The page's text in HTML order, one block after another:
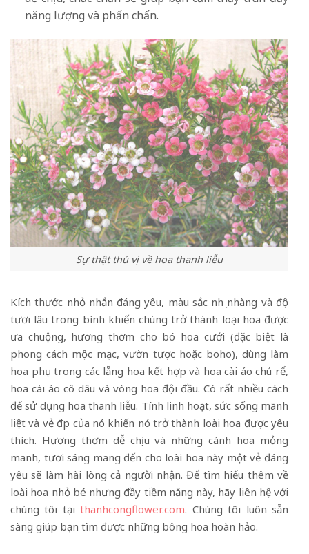
năng lượng và phấn chấn.
Sự thật thú vị về hoa thanh liễu
Kích thước nhỏ nhắn đáng yêu, màu sắc nhẹ nhàng và độ
tươi lâu trong bình khiến chúng trở thành loại hoa được
ưa chuộng, hương thơm cho bó hoa cưới (đặc biệt là
phong cách mộc mạc, vườn tược hoặc boho), dùng làm
hoa phụ trong các lẵng hoa kết hợp và hoa cài áo chú rể,
hoa cài áo cô dâu và vòng hoa đội đầu. Có rất nhiều cách
để sử dụng hoa thanh liễu. Tính linh hoạt, sức sống mãnh
liệt và vẻ đẹp của nó khiến nó trở thành loài hoa được yêu
thích. Hương thơm dễ chịu và những cánh hoa mỏng
manh, tươi sáng mang đến cho loài hoa này một vẻ đáng
yêu sẽ làm hài lòng cả người nhận. Để tìm hiểu thêm về
loài hoa nhỏ bé nhưng đầy tiềm năng này, hãy liên hệ với
chúng tôi tạithanhcongflower.com. Chúng tôi luôn sẵn
sàng giúp bạn tìm được những bông hoa hoàn hảo.